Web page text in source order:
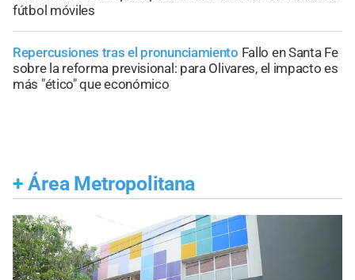
fútbol móviles
Repercusiones tras el pronunciamiento Fallo en Santa Fe
sobre la reforma previsional: para Olivares, el impacto es
más "ético" que económico
+ Área Metropolitana